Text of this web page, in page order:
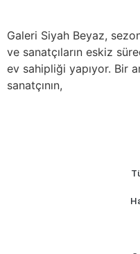
Galeri Siyah Beyaz,
ve sanatçıların eskiz
ev sahipliği yapıyor. Bir
sanatçının,